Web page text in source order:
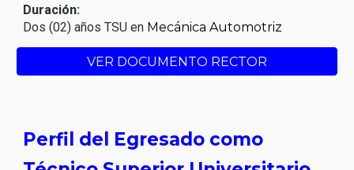
Duración:
Dos (02) años TSU en Mecánica Automotriz
VER DOCUMENTO RECTOR
Perfil del Egresado como